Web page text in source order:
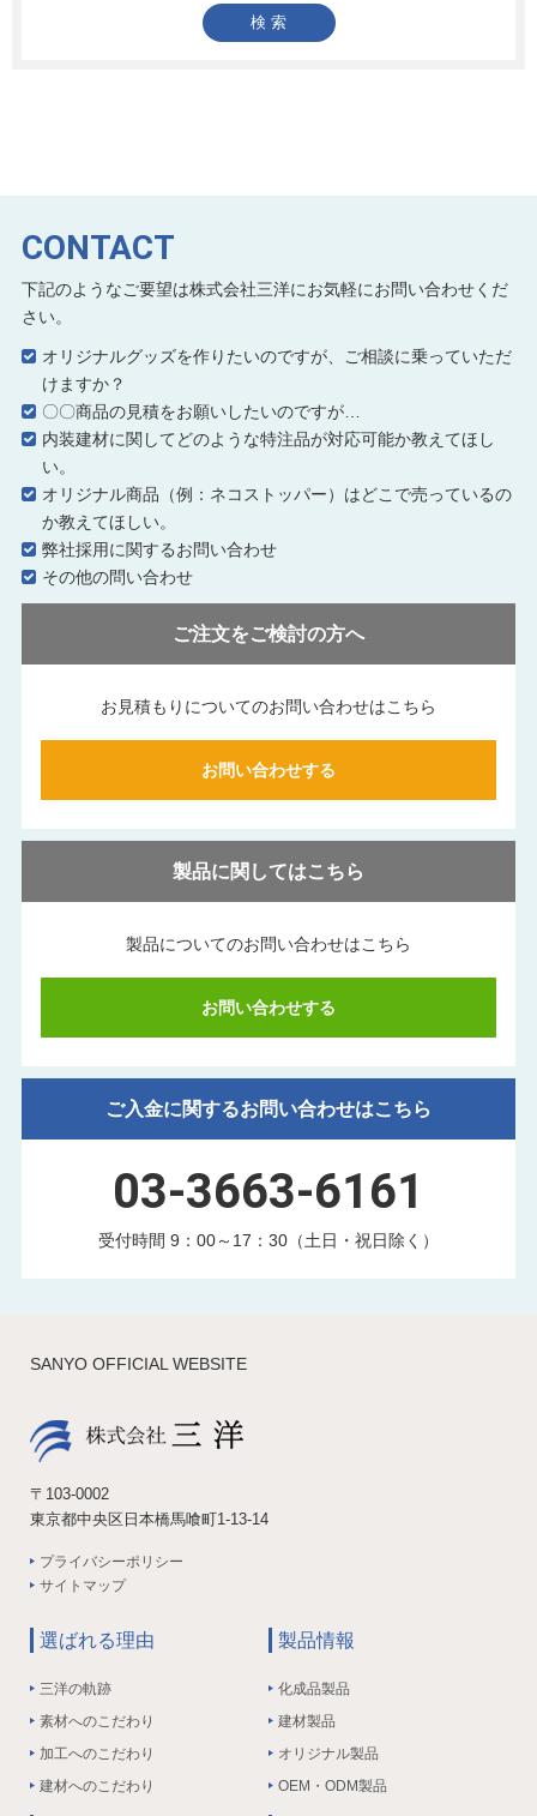
CONTACT
下記のようなご要望は株式会社三洋にお気軽にお問い合わせくだ
さい。
オリジナルグッズを作りたいのですが、ご相談に乗っていただ
けますか？
〇〇商品の見積をお願いしたいのですが…
内装建材に関してどのような特注品が対応可能か教えてほし
い。
オリジナル商品（例：ネコストッパー）はどこで売っているの
か教えてほしい。
弊社採用に関するお問い合わせ
その他の問い合わせ
ご注文をご検討の方へ
お見積もりについてのお問い合わせはこちら
お問い合わせする
製品に関してはこちら
製品についてのお問い合わせはこちら
お問い合わせする
ご入金に関するお問い合わせはこちら
03-3663-6161
受付時間 9：00～17：30（土日・祝日除く）
SANYO OFFICIAL WEBSITE
〒103-0002
東京都中央区日本橋馬喰町1-13-14
プライバシーポリシー
サイトマップ
選ばれる理由
三洋の軌跡
素材へのこだわり
加工へのこだわり
建材へのこだわり
製品情報
化成品製品
建材製品
オリジナル製品
OEM・ODM製品